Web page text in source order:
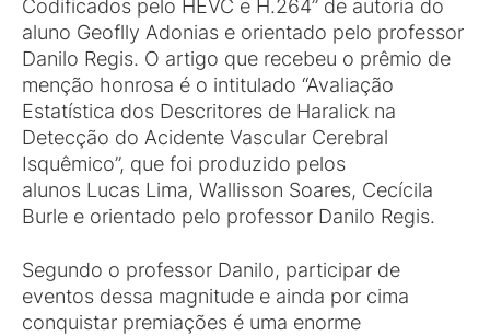
Codificados pelo HEVC e H.264” de autoria do
aluno Geoflly Adonias e orientado pelo professor
Danilo Regis. O artigo que recebeu o prêmio de
menção honrosa é o intitulado “Avaliação
Estatística dos Descritores de Haralick na
Detecção do Acidente Vascular Cerebral
Isquêmico”, que foi produzido pelos
alunos Lucas Lima, Wallisson Soares, Cecícila
Burle e orientado pelo professor Danilo Regis.
Segundo o professor Danilo, participar de
eventos dessa magnitude e ainda por cima
conquistar premiações é uma enorme